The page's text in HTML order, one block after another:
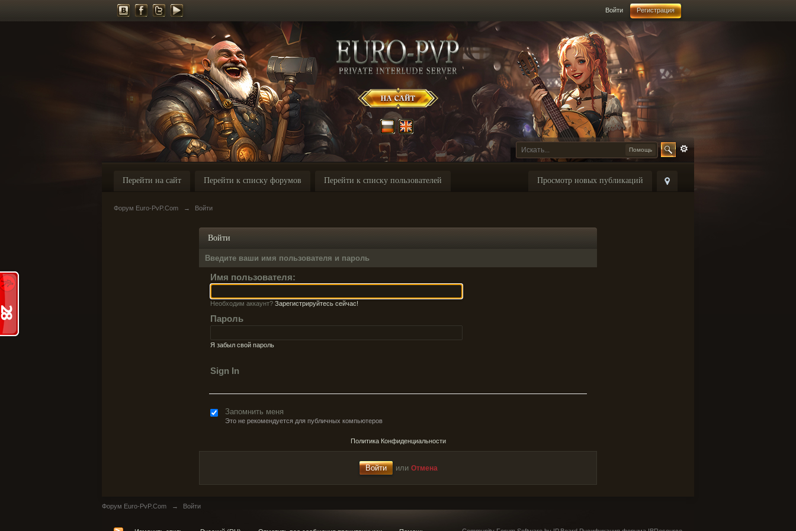
Войти Регистрация
Помощь
Просмотр новых публикаций
Перейти на сайт Перейти к списку форумов Перейти к списку пользователей
Форум Euro-PvP.Com → Войти
Войти
Введите ваши имя пользователя и пароль
Имя пользователя:
Необходим аккаунт? Зарегистрируйтесь сейчас!
Пароль
Я забыл свой пароль
Sign In
Запомнить меня
Это не рекомендуется для публичных компьютеров
Политика Конфиденциальности
или Отмена
Форум Euro-PvP.Com → Войти